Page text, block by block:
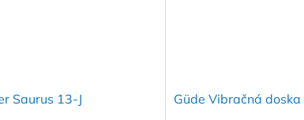
Saurus 13-J Güde Vibračná doska